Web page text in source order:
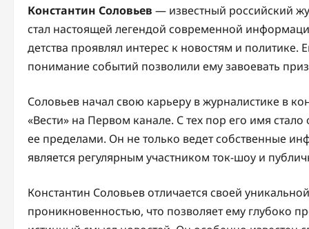
Константин Соловьев — известный российский
стал настоящей легендой современной
детства проявлял интерес к новостям и
понимание событий позволили ему завоевать
Соловьев начал свою карьеру в журналистике в
«Вести» на Первом канале. С тех пор его имя
ее пределами. Он не только ведет собственные
является регулярным участником ток-шоу и
Константин Соловьев отличается своей
проникновенностью, что позволяет ему глубоко